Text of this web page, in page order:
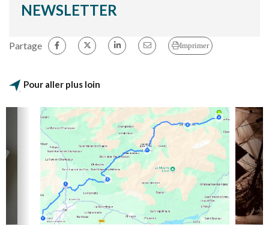
NEWSLETTER
Partage Imprimer
Pour aller plus loin